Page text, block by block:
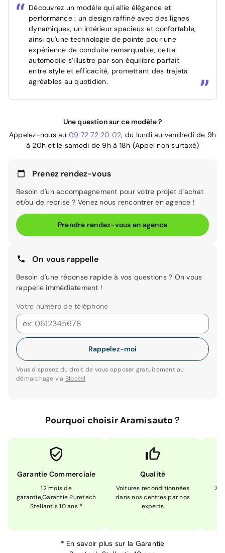
Découvrez un modèle qui allie élégance et
performance : un design raffiné avec des lignes
dynamiques, un intérieur spacieux et confortable,
ainsi qu'une technologie de pointe pour une
expérience de conduite remarquable, cette
automobile s’illustre par son équilibre parfait
entre style et efficacité, promettant des trajets
agréables au quotidien.
Une question sur ce modèle ?
Appelez-nous au 09 72 72 20 02, du lundi au vendredi de 9h
à 20h et le samedi de 9h à 18h (Appel non surtaxé)
Prenez rendez-vous
Besoin d'un accompagnement pour votre projet d'achat
et/ou de reprise ? Venez nous rencontrer en agence !
Prendre rendez-vous en agence
On vous rappelle
Besoin d'une réponse rapide à vos questions ? On vous
rappelle immédiatement !
Votre numéro de téléphone
Rappelez-moi
Vous disposez du droit de vous opposer gratuitement au
démarchage via Bloctel
Pourquoi choisir Aramisauto ?
Garantie Commerciale
12 mois de
garantie,Garantie Puretech
Stellantis 10 ans *
Qualité
Voitures reconditionnées
dans nos centres par nos
experts
* En savoir plus sur la Garantie